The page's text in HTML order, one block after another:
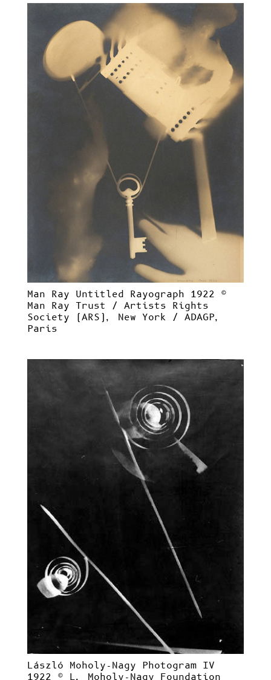
Man Ray Untitled Rayograph 1922 ©
Man Ray Trust / Artists Rights
Society (ARS), New York / ADAGP,
Paris
László Moholy-Nagy Photogram IV